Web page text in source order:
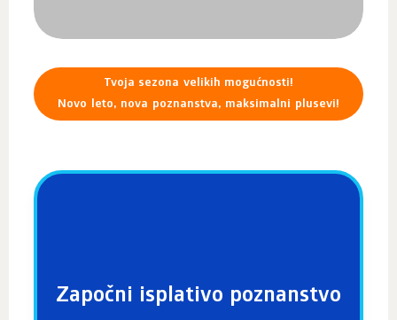
Tvoja sezona velikih mogućnosti!
Novo leto, nova poznanstva, maksimalni plusevi!
Započni isplativo poznanstvo